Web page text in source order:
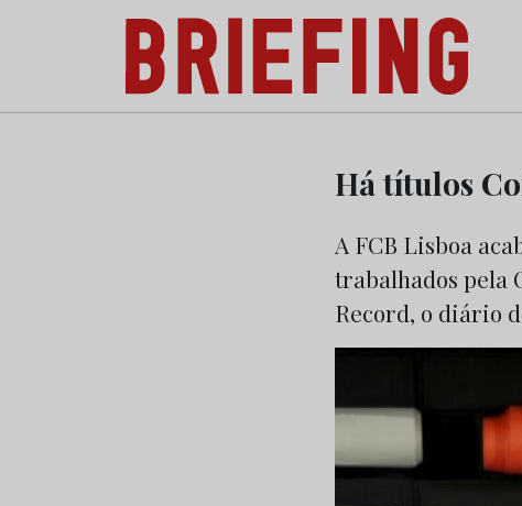
Briefing: Todas as notícias sobre os negócios
Há títulos
A FCB Lisboa
trabalhados pela
Record, o diário